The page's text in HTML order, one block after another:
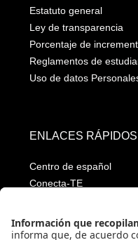
Estatuto general
Ley de transparencia
Porcentaje de
Reglamentos de
Uso de datos
ENLACES RÁPIDOS
Centro de español
Conecta-TE
Emergencias:
Eventos destacados